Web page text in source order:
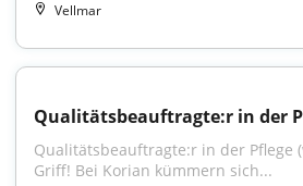
Vellmar
Qualitätsbeauftragte:r in der
Qualitätsbeauftragte:r in der Pflege
Griff! Bei Korian kümmern sich...